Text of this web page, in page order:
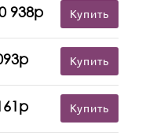
938р Купить
Купить
Купить